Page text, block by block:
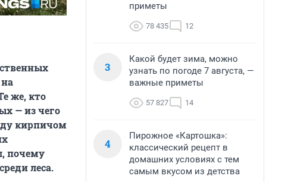
же, кто
— из чего
кирпичом
почему
леса.
приметы
78 435 12
3
Какой будет зима, можно
узнать по погоде 7 августа, —
важные приметы
57 827 14
4
Пирожное «Картошка»:
классический рецепт в
домашних условиях с тем
самым вкусом из детства